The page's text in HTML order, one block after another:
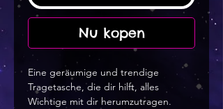
Nu kopen
Eine geräumige und trendige
Tragetasche, die dir hilft, alles
Wichtige mit dir herumzutragen.